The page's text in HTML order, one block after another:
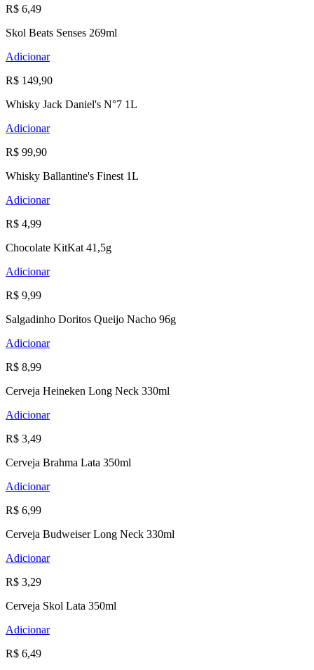
R$ 6,49
Skol Beats Senses 269ml
Adicionar
R$ 149,90
Whisky Jack Daniel's N°7 1L
Adicionar
R$ 99,90
Whisky Ballantine's Finest 1L
Adicionar
R$ 4,99
Chocolate KitKat 41,5g
Adicionar
R$ 9,99
Salgadinho Doritos Queijo Nacho 96g
Adicionar
R$ 8,99
Cerveja Heineken Long Neck 330ml
Adicionar
R$ 3,49
Cerveja Brahma Lata 350ml
Adicionar
R$ 6,99
Cerveja Budweiser Long Neck 330ml
Adicionar
R$ 3,29
Cerveja Skol Lata 350ml
Adicionar
R$ 6,49